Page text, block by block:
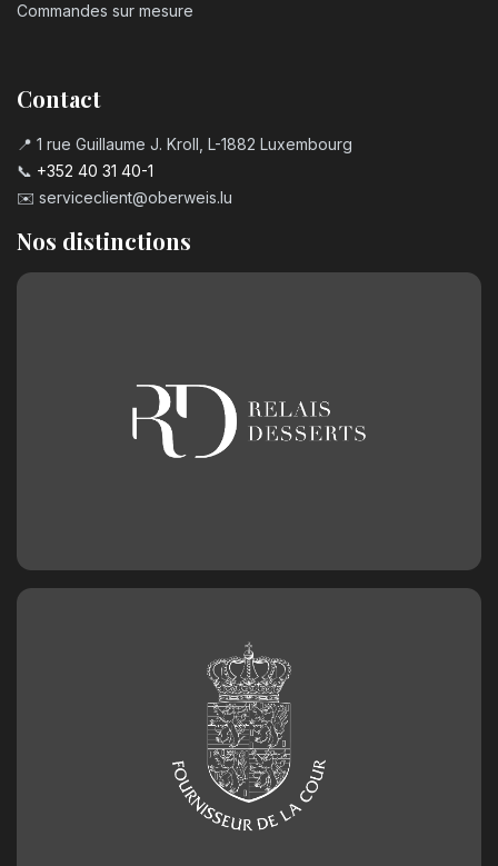
Commandes sur mesure
Contact
📍 1 rue Guillaume J. Kroll, L-1882 Luxembourg
📞 +352 40 31 40-1
✉️ serviceclient@oberweis.lu
Nos distinctions